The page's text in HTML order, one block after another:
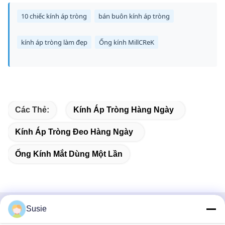
10 chiếc kính áp tròng bán buôn kính áp tròng
kính áp tròng làm đẹp Ống kính MillCReK
Các Thẻ: Kính Áp Tròng Hàng Ngày
Kính Áp Tròng Đeo Hàng Ngày
Ống Kính Mắt Dùng Một Lần
Liên lạc nhanh
Susie